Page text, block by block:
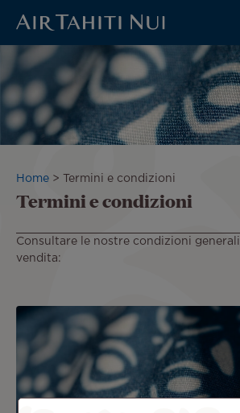
contenuto
principale
Briciole
di
Home Termini e condizioni
Termini e condizioni
Consultare le nostre condizioni
vendita: